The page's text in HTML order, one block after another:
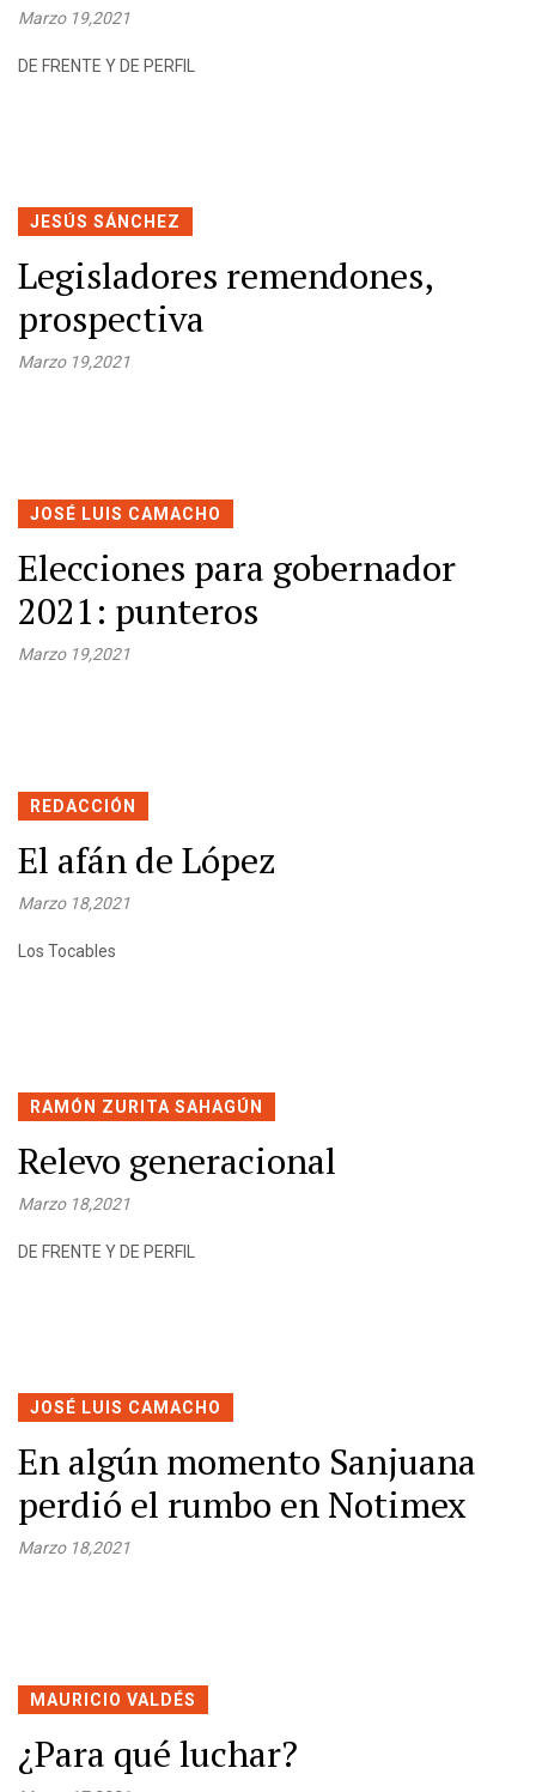
Marzo 19,2021
DE FRENTE Y DE PERFIL
JESÚS SÁNCHEZ
Legisladores remendones,
prospectiva
Marzo 19,2021
JOSÉ LUIS CAMACHO
Elecciones para gobernador
2021: punteros
Marzo 19,2021
REDACCIÓN
El afán de López
Marzo 18,2021
Los Tocables
RAMÓN ZURITA SAHAGÚN
Relevo generacional
Marzo 18,2021
DE FRENTE Y DE PERFIL
JOSÉ LUIS CAMACHO
En algún momento Sanjuana
perdió el rumbo en Notimex
Marzo 18,2021
MAURICIO VALDÉS
¿Para qué luchar?